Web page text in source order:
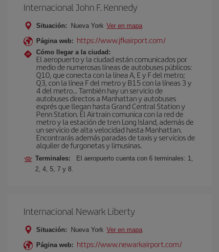
Internacional John F. Kennedy
Situación: Nueva York Ver en mapa
Página web: https://www.jfkairport.com/
Cómo llegar a la ciudad:
El aeropuerto y la ciudad están comunicados por
medio de numerosas líneas de autobuses públicos:
Q10, que conecta con la línea A, E y F del metro;
Q3, con la línea F del metro y B15 con la líneas 3 y
4 del metro… También hay un servicio de
autobuses directos a Manhattan y autobuses
exprés que llegan hasta Grand Central Station y
Penn Station. El Airtrain comunica con la red de
metro y la estación de tren Long Island, además de
un servicio de alta velocidad hasta Manhattan.
Encontrarás además paradas de taxis y servicios de
alquiler de furgonetas y limusinas.
Terminales:
El aeropuerto cuenta con 6 terminales: 1,
2, 4, 5, 7 y 8.
Internacional Newark Liberty
Situación: Nueva York Ver en mapa
Página web: https://www.newarkairport.com/